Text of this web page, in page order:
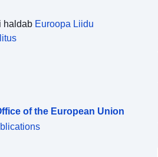
• Tunnustatud
kaardi kujul lisada ka piirkondliku
PPRT kiideti
2011.
haldab Euroopa Liidu
of the European Union